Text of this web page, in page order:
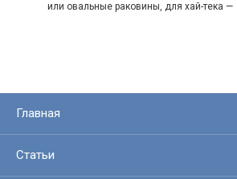
или овальные раковины, для хай-тека —
Главная
Статьи